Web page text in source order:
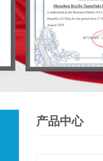
产品中心